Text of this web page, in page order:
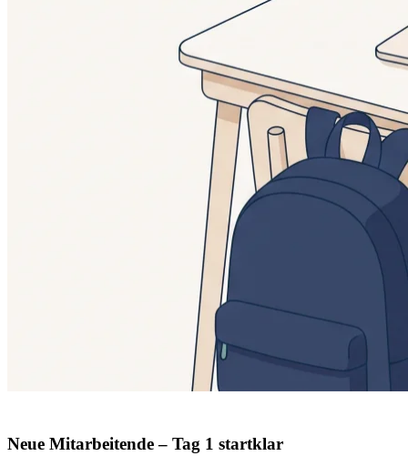
Neue Mitarbeitende – Tag 1 startklar